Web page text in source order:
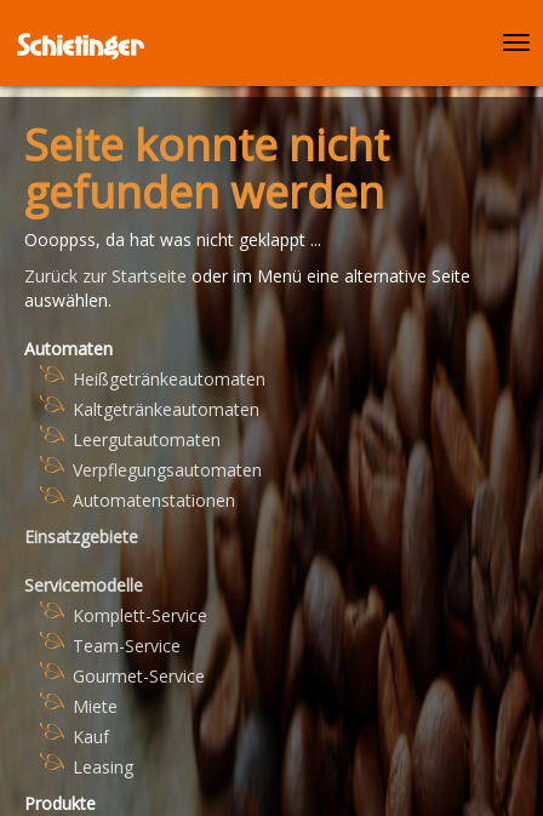
Seite konnte nicht
gefunden werden
Oooppss, da hat was nicht geklappt ...
Zurück zur Startseite oder im Menü eine alternative Seite
auswählen.
Automaten
Heißgetränkeautomaten
Kaltgetränkeautomaten
Leergutautomaten
Verpflegungsautomaten
Automatenstationen
Einsatzgebiete
Servicemodelle
Komplett-Service
Team-Service
Gourmet-Service
Miete
Kauf
Leasing
Produkte